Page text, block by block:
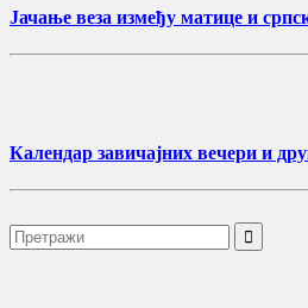
Јачање веза између матице и
Календар завичајних вечери и